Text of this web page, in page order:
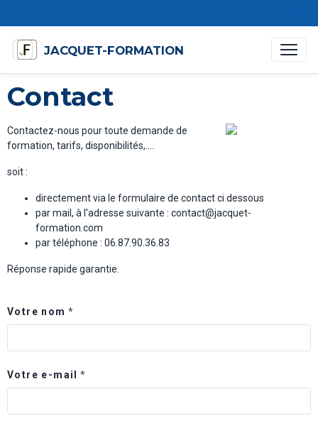
JACQUET-FORMATION
Contact
Contactez-nous pour toute demande de
formation, tarifs, disponibilités,....
soit :
directement via le formulaire de contact ci dessous
par mail, à l'adresse suivante : contact@jacquet-
formation.com
par téléphone : 06.87.90.36.83
Réponse rapide garantie.
Votre nom
Votre e-mail